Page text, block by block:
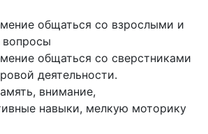
общаться со взрослыми и
вопросы
общаться со сверстниками
деятельности.
внимание,
навыки, мелкую моторику